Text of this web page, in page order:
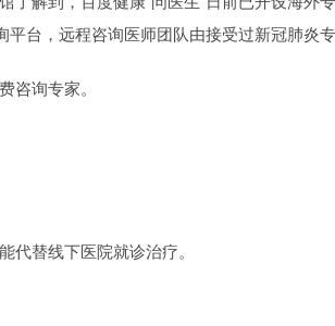
台，远程咨询医师团队由接受过新冠肺炎
咨询专家。
代替线下医院就诊治疗。